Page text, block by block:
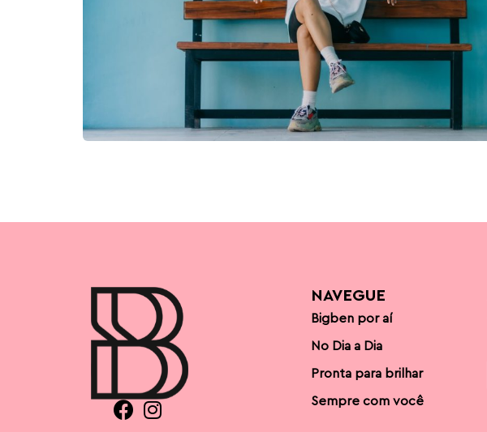
NAVEGUE
Bigben por aí
No Dia a Dia
Pronta para brilhar
Sempre com você